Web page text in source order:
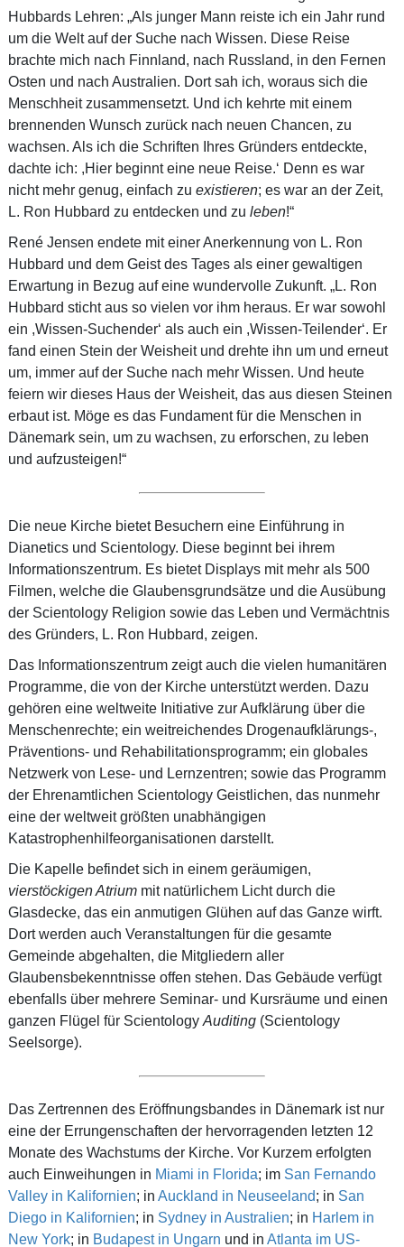
Hubbards Lehren: „Als junger Mann reiste ich ein Jahr rund
um die Welt auf der Suche nach Wissen. Diese Reise
brachte mich nach Finnland, nach Russland, in den Fernen
Osten und nach Australien. Dort sah ich, woraus sich die
Menschheit zusammensetzt. Und ich kehrte mit einem
brennenden Wunsch zurück nach neuen Chancen, zu
wachsen. Als ich die Schriften Ihres Gründers entdeckte,
dachte ich: ,Hier beginnt eine neue Reise.‘ Denn es war
nicht mehr genug, einfach zu existieren; es war an der Zeit,
L. Ron Hubbard zu entdecken und zu leben!“
René Jensen endete mit einer Anerkennung von L. Ron
Hubbard und dem Geist des Tages als einer gewaltigen
Erwartung in Bezug auf eine wundervolle Zukunft. „L. Ron
Hubbard sticht aus so vielen vor ihm heraus. Er war sowohl
ein ,Wissen-Suchender‘ als auch ein ,Wissen-Teilender‘. Er
fand einen Stein der Weisheit und drehte ihn um und erneut
um, immer auf der Suche nach mehr Wissen. Und heute
feiern wir dieses Haus der Weisheit, das aus diesen Steinen
erbaut ist. Möge es das Fundament für die Menschen in
Dänemark sein, um zu wachsen, zu erforschen, zu leben
und aufzusteigen!“
Die neue Kirche bietet Besuchern eine Einführung in
Dianetics und Scientology. Diese beginnt bei ihrem
Informationszentrum. Es bietet Displays mit mehr als 500
Filmen, welche die Glaubensgrundsätze und die Ausübung
der Scientology Religion sowie das Leben und Vermächtnis
des Gründers, L. Ron Hubbard, zeigen.
Das Informationszentrum zeigt auch die vielen humanitären
Programme, die von der Kirche unterstützt werden. Dazu
gehören eine weltweite Initiative zur Aufklärung über die
Menschenrechte; ein weitreichendes Drogenaufklärungs-,
Präventions- und Rehabilitationsprogramm; ein globales
Netzwerk von Lese- und Lernzentren; sowie das Programm
der Ehrenamtlichen Scientology Geistlichen, das nunmehr
eine der weltweit größten unabhängigen
Katastrophenhilfeorganisationen darstellt.
Die Kapelle befindet sich in einem geräumigen,
vierstöckigen Atrium mit natürlichem Licht durch die
Glasdecke, das ein anmutigen Glühen auf das Ganze wirft.
Dort werden auch Veranstaltungen für die gesamte
Gemeinde abgehalten, die Mitgliedern aller
Glaubensbekenntnisse offen stehen. Das Gebäude verfügt
ebenfalls über mehrere Seminar- und Kursräume und einen
ganzen Flügel für Scientology Auditing (Scientology
Seelsorge).
Das Zertrennen des Eröffnungsbandes in Dänemark ist nur
eine der Errungenschaften der hervorragenden letzten 12
Monate des Wachstums der Kirche. Vor Kurzem erfolgten
auch Einweihungen in Miami in Florida; im San Fernando
Valley in Kalifornien; in Auckland in Neuseeland; in San
Diego in Kalifornien; in Sydney in Australien; in Harlem in
New York; in Budapest in Ungarn und in Atlanta im US-